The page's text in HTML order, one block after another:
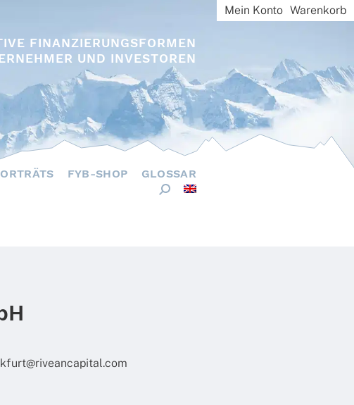
FINANZIERUNGSFORMEN
UND INVESTOREN
Mein Konto Warenkorb
FYB-SHOP GLOSSAR